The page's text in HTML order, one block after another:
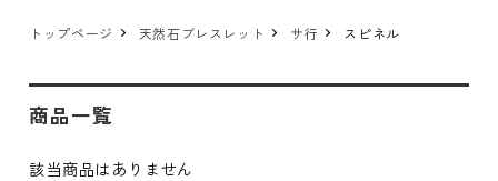
トップページ 天然石ブレスレット サ行 スピネル
商品一覧
該当商品はありません